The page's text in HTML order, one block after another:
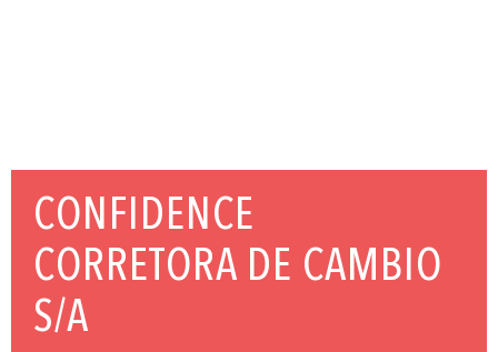
CONFIDENCE
CORRETORA DE CAMBIO
S/A